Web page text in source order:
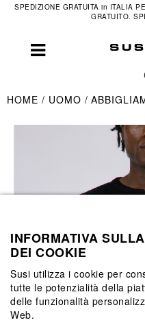
SPEDIZIONE GRATUITA in ITALIA
GRATUITO.
HOME UOMO
INFORMATIVA
DEI COOKIE
Susi utilizza i cookie per
tutte le potenzialità della
delle funzionalità
Web.